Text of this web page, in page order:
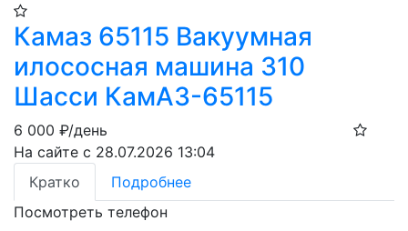
Камаз 65115 Вакуумная
илососная машина 310
Шасси КамАЗ-65115
6 000 ₽/день
На сайте с 28.07.2026 13:04
Кратко
Подробнее
Посмотреть телефон